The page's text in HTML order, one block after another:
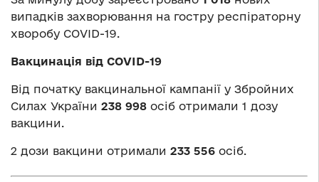
випадків захворювання на гостру респіраторну
хворобу COVID-19.
Вакцинація від COVID-19
Від початку вакцинальної кампанії у Збройних
Силах України 238 998 осіб отримали 1 дозу
вакцини.
2 дози вакцини отримали 233 556 осіб.